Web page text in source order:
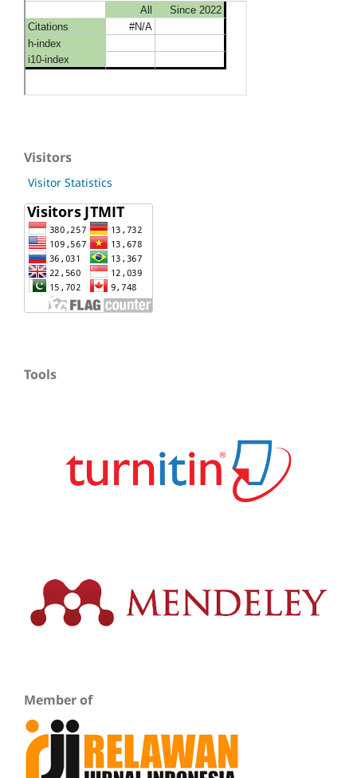
Visitors
Visitor Statistics
Tools
Member of